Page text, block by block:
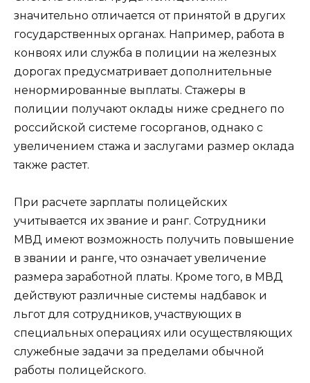
значительно отличается от принятой в других
государственных органах. Например, работа в
конвоях или служба в полиции на железных
дорогах предусматривает дополнительные
ненормированные выплаты. Стажеры в
полиции получают оклады ниже среднего по
российской системе госорганов, однако с
увеличением стажа и заслугами размер оклада
также растет.
При расчете зарплаты полицейских
учитывается их звание и ранг. Сотрудники
МВД имеют возможность получить повышение
в звании и ранге, что означает увеличение
размера заработной платы. Кроме того, в МВД
действуют различные системы надбавок и
льгот для сотрудников, участвующих в
специальных операциях или осуществляющих
служебные задачи за пределами обычной
работы полицейского.